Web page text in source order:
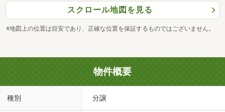
スクロール地図を見る
※地図上の位置は目安であり、正確な位置を保証するものではございません。
物件概要
種別 分譲